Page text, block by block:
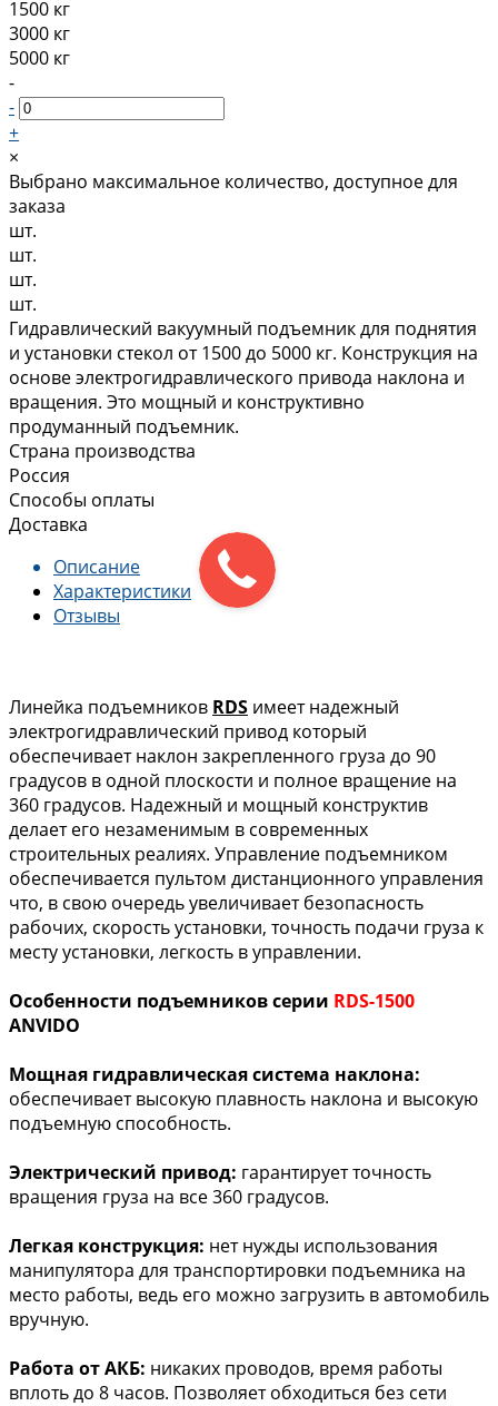
1500 кг
3000 кг
5000 кг
-
-
+
×
Выбрано максимальное количество, доступное для
заказа
шт.
шт.
шт.
шт.
Гидравлический вакуумный подъемник для поднятия
и установки стекол от 1500 до 5000 кг. Конструкция на
основе электрогидравлического привода наклона и
вращения. Это мощный и конструктивно
продуманный подъемник.
Страна производства
Россия
Способы оплаты
Доставка
Описание
Характеристики
Отзывы
Линейка подъемников RDS имеет надежный
электрогидравлический привод который
обеспечивает наклон закрепленного груза до 90
градусов в одной плоскости и полное вращение на
360 градусов. Надежный и мощный конструктив
делает его незаменимым в современных
строительных реалиях. Управление подъемником
обеспечивается пультом дистанционного управления
что, в свою очередь увеличивает безопасность
рабочих, скорость установки, точность подачи груза к
месту установки, легкость в управлении.
Особенности подъемников серии RDS-1500
ANVIDO
Мощная гидравлическая система наклона:
обеспечивает высокую плавность наклона и высокую
подъемную способность.
Электрический привод: гарантирует точность
вращения груза на все 360 градусов.
Легкая конструкция: нет нужды использования
манипулятора для транспортировки подъемника на
место работы, ведь его можно загрузить в автомобиль
вручную.
Работа от АКБ: никаких проводов, время работы
вплоть до 8 часов. Позволяет обходиться без сети